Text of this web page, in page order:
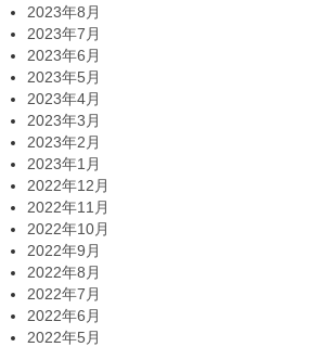
2023年8月
2023年7月
2023年6月
2023年5月
2023年4月
2023年3月
2023年2月
2023年1月
2022年12月
2022年11月
2022年10月
2022年9月
2022年8月
2022年7月
2022年6月
2022年5月